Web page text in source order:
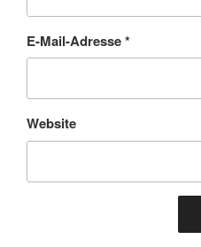
E-Mail-Adresse*
Website